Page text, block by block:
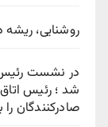
روشنایی،
در نشست رئیس
شد ؛ رئیس
صادرکنندگان